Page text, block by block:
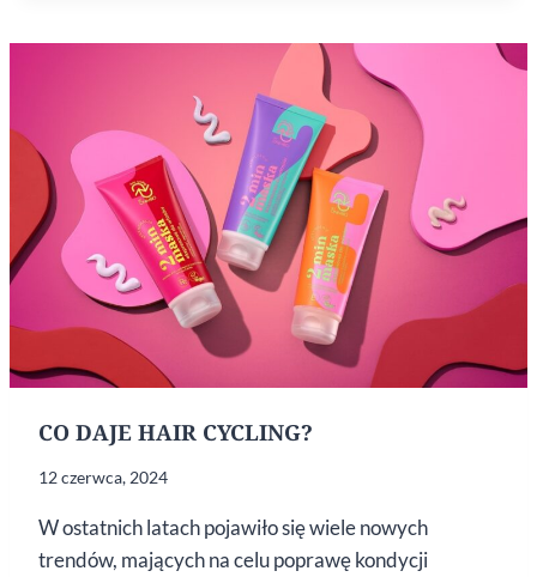
CO DAJE HAIR CYCLING?
12 czerwca, 2024
W ostatnich latach pojawiło się wiele nowych
trendów, mających na celu poprawę kondycji